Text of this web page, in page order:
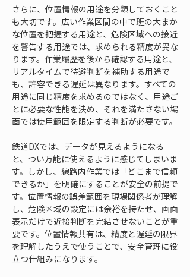
さらに、位置情報の用途を分類しておくこと
も大切です。広い作業区間の中で班の大まか
な位置を把握する用途と、危険区域への接近
を警告する用途では、求められる精度が異な
ります。作業履歴を後から確認する用途と、
リアルタイムで待避判断を補助する用途で
も、許容できる遅延は異なります。すべての
用途に同じ精度を求めるのではなく、用途ご
とに必要な性能を決め、それを満たさない場
面では使用範囲を限定する判断が必要です。
鉄道DXでは、データが見えるようになる
と、つい万能に使えるように感じてしまいま
す。しかし、線路内作業では「どこまで信頼
できるか」を明確にすることが安全の前提で
す。位置情報の誤差範囲を現場関係者が理解
し、危険区域の設定には余裕を持たせ、画面
表示だけで近接判断を完結させないことが重
要です。位置情報共有は、精度と遅延の限界
を理解したうえで使うことで、安全管理に役
立つ仕組みになります。